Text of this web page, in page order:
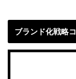
ブランド化戦略